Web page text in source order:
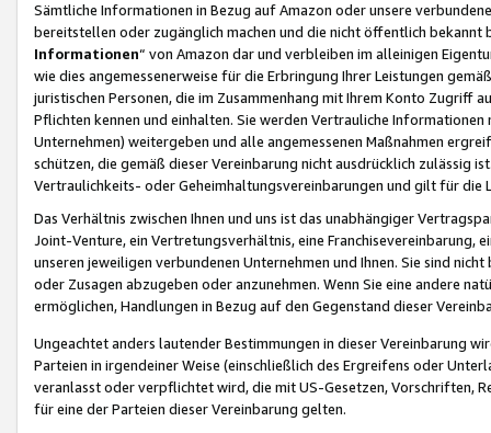
Sämtliche Informationen in Bezug auf Amazon oder unsere
bereitstellen oder zugänglich machen und die nicht öffentlich
Informationen“ von Amazon dar und verbleiben im alleinigen
wie dies angemessenerweise für die Erbringung Ihrer Leistungen
juristischen Personen, die im Zusammenhang mit Ihrem Konto
Pflichten kennen und einhalten. Sie werden Vertrauliche
Unternehmen) weitergeben und alle angemessenen Maßnahmen
schützen, die gemäß dieser Vereinbarung nicht ausdrücklich zulässig
Vertraulichkeits- oder Geheimhaltungsvereinbarungen und gilt für die
Das Verhältnis zwischen Ihnen und uns ist das unabhängiger
Joint-Venture, ein Vertretungsverhältnis, eine Franchisevereinbarung,
unseren jeweiligen verbundenen Unternehmen und Ihnen. Sie sind
oder Zusagen abzugeben oder anzunehmen. Wenn Sie eine andere
ermöglichen, Handlungen in Bezug auf den Gegenstand dieser
Ungeachtet anders lautender Bestimmungen in dieser Vereinbarung
Parteien in irgendeiner Weise (einschließlich des Ergreifens oder
veranlasst oder verpflichtet wird, die mit US-Gesetzen, Vorschriften,
für eine der Parteien dieser Vereinbarung gelten.